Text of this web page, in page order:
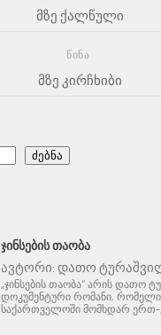
მზე ქალწული
ᲬᲘᲜᲐ
მზე კირჩხიბი
ძებნა
ᲯᲘᲜᲡᲔᲑᲘᲡ ᲗᲐᲝᲑᲐ
ავტორი: დათო
„ჯინსების თაობა“ არის დათო
დოკუმენტური რომანი,
საქართველოში მომხდარ